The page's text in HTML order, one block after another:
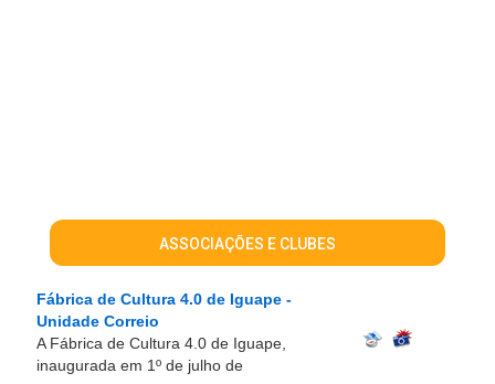
ASSOCIAÇÕES E CLUBES
Fábrica de Cultura 4.0 de Iguape -
Unidade Correio
A Fábrica de Cultura 4.0 de Iguape,
inaugurada em 1º de julho de